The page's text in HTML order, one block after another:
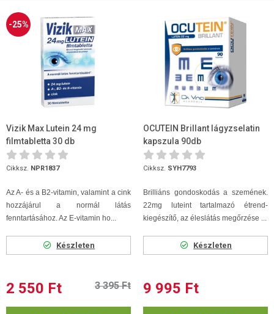
-25%
Vizik Max Lutein 24 mg
filmtabletta 30 db
Cikksz. NPR1837
Az A- és a B2-vitamin, valamint a cink
hozzájárul a normál látás
fenntartásához. Az E-vitamin ho...
Készleten
2 550 Ft 3 395 Ft
OCUTEIN Brillant lágyzselatin
kapszula 90db
Cikksz. SYH7793
Brilliáns gondoskodás a szemének.
22mg luteint tartalmazó étrend-
kiegészítő, az éleslátás megőrzése ...
Készleten
9 995 Ft